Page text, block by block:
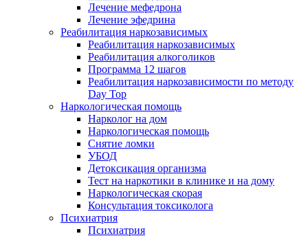
Лечение мефедрона
Лечение эфедрина
Реабилитация наркозависимых
Реабилитация наркозависимых
Реабилитация алкоголиков
Программа 12 шагов
Реабилитация наркозависимости по методу
Day Top
Наркологическая помощь
Нарколог на дом
Наркологическая помощь
Снятие ломки
УБОД
Детоксикация организма
Тест на наркотики в клинике и на дому
Наркологическая скорая
Консультация токсиколога
Психиатрия
Психиатрия